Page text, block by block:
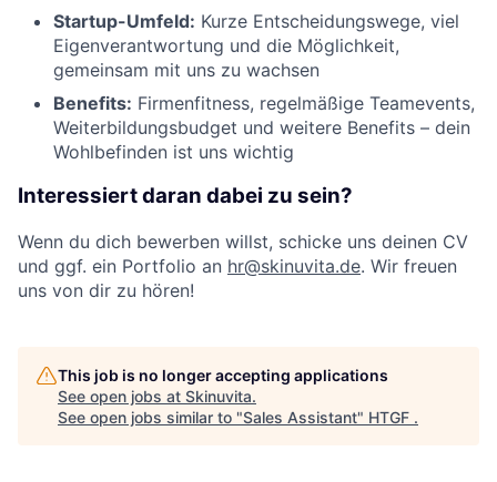
Startup-Umfeld: Kurze Entscheidungswege, viel
Eigenverantwortung und die Möglichkeit,
gemeinsam mit uns zu wachsen
Benefits: Firmenfitness, regelmäßige Teamevents,
Weiterbildungsbudget und weitere Benefits – dein
Wohlbefinden ist uns wichtig
Interessiert daran dabei zu sein?
Wenn du dich bewerben willst, schicke uns deinen CV
und ggf. ein Portfolio an hr@skinuvita.de. Wir freuen
uns von dir zu hören!
This job is no longer accepting applications
See open jobs at Skinuvita.
See open jobs similar to "Sales Assistant" HTGF .